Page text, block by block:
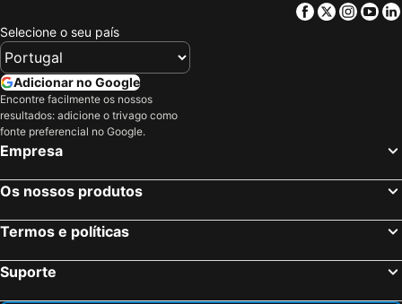
Facebook
Twitter
Selecione o seu país
Adicionar no Google
Encontre facilmente os nossos
resultados: adicione o trivago como
fonte preferencial no Google.
Empresa
Os nossos produtos
Termos e políticas
Suporte